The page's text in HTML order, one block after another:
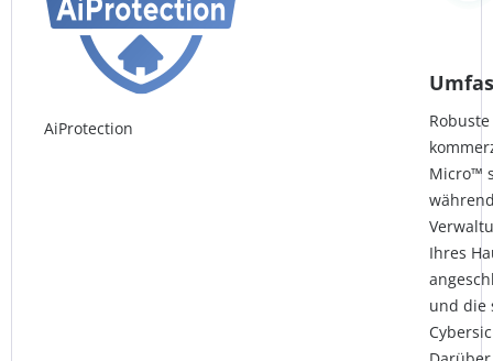
AiProtection
Micro™
Ihres
und die